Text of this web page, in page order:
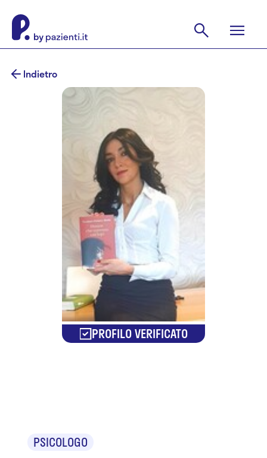
Indietro
PROFILO VERIFICATO
PSICOLOGO